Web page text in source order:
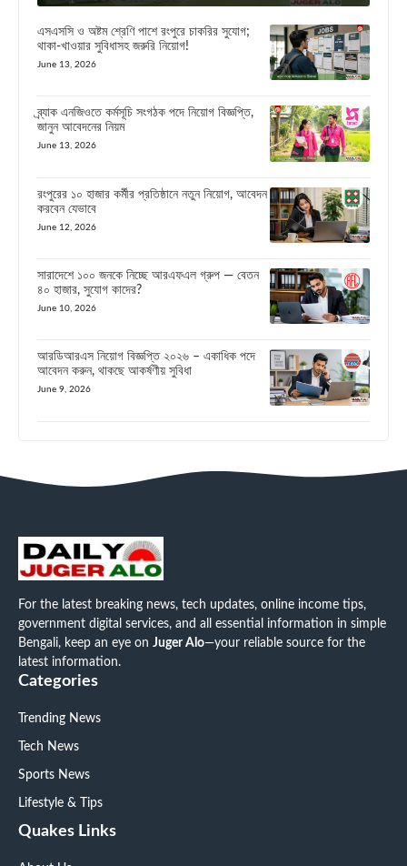
এসএসসি ও অষ্টম শ্রেণি পাশে রংপুরে চাকরির সুযোগ;
থাকা-খাওয়ার সুবিধাসহ জরুরি নিয়োগ!
June 13, 2026
ব্র্যাক এনজিওতে কর্মসূচি সংগঠক পদে নিয়োগ বিজ্ঞপ্তি,
জানুন আবেদনের নিয়ম
June 13, 2026
রংপুরের ১০ হাজার কর্মীর প্রতিষ্ঠানে নতুন নিয়োগ, আবেদন
করবেন যেভাবে
June 12, 2026
সারাদেশে ১০০ জনকে নিচ্ছে আরএফএল গ্রুপ — বেতন
৪০ হাজার, সুযোগ কাদের?
June 10, 2026
আরডিআরএস নিয়োগ বিজ্ঞপ্তি ২০২৬ – একাধিক পদে
আবেদন করুন, থাকছে আকর্ষণীয় সুবিধা
June 9, 2026
For the latest breaking news, tech updates, online income tips,
government digital services, and all essential information in simple
Bengali, keep an eye on Juger Alo—your reliable source for the
latest information.
Categories
Trending News
Tech News
Sports News
Lifestyle & Tips
Quakes Links